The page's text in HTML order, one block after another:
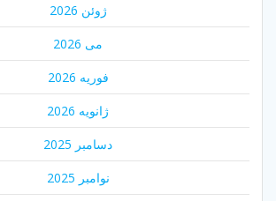
ژوئن 2026
می 2026
فوریه 2026
ژانویه 2026
دسامبر 2025
نوامبر 2025